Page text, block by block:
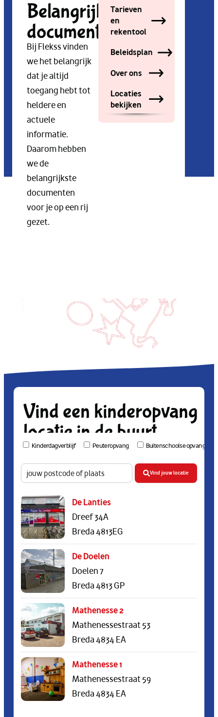
Belangrijke
documenten
Bij Flekss vinden
we het belangrijk
dat je altijd
toegang hebt tot
heldere en
actuele
informatie.
Daarom hebben
we de
belangrijkste
documenten
voor je op een rij
gezet.
Tarieven
en
rekentool
Beleidsplan
Over ons
Locaties
bekijken
Vind een kinderopvang
locatie in de buurt
Kinderdagverblijf Peuteropvang Buitenschoolse opvang
Vind jouw locatie
De Lanties
Dreef 34A
Breda 4813EG
De Doelen
Doelen 7
Breda 4813 GP
Mathenesse 2
Mathenessestraat 53
Breda 4834 EA
Mathenesse 1
Mathenessestraat 59
Breda 4834 EA